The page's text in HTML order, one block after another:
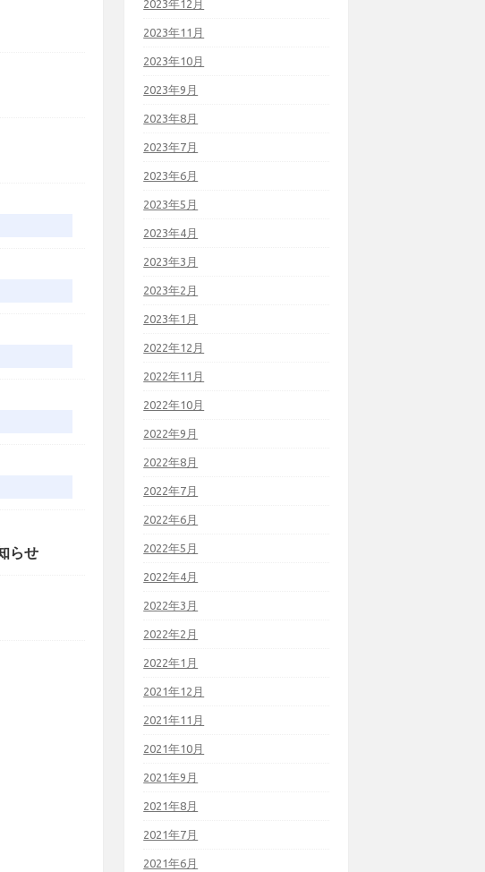
らせ
2023年12月
2023年11月
2023年10月
2023年9月
2023年8月
2023年7月
2023年6月
2023年5月
2023年4月
2023年3月
2023年2月
2023年1月
2022年12月
2022年11月
2022年10月
2022年9月
2022年8月
2022年7月
2022年6月
2022年5月
2022年4月
2022年3月
2022年2月
2022年1月
2021年12月
2021年11月
2021年10月
2021年9月
2021年8月
2021年7月
2021年6月